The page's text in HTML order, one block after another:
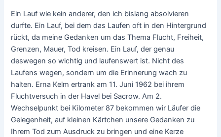
Ein Lauf wie kein anderer, den ich bislang absolvieren
durfte. Ein Lauf, bei dem das Laufen oft in den Hintergrund
rückt, da meine Gedanken um das Thema Flucht, Freiheit,
Grenzen, Mauer, Tod kreisen. Ein Lauf, der genau
deswegen so wichtig und laufenswert ist. Nicht des
Laufens wegen, sondern um die Erinnerung wach zu
halten. Erna Kelm ertrank am 11. Juni 1962 bei ihrem
Fluchtversuch in der Havel bei Sacrow. Am 2.
Wechselpunkt bei Kilometer 87 bekommen wir Läufer die
Gelegenheit, auf kleinen Kärtchen unsere Gedanken zu
Ihrem Tod zum Ausdruck zu bringen und eine Kerze